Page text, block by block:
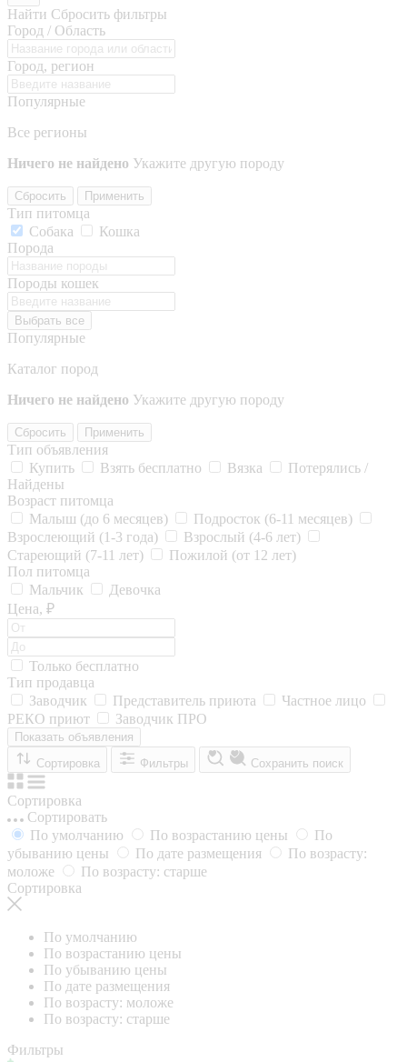
Найти Сбросить фильтры
Город / Область
Город, регион
Популярные
Все регионы
Ничего не найдено Укажите другую породу
Сбросить Применить
Тип питомца
Собака
Кошка
Порода
Породы кошек
Выбрать все
Популярные
Каталог пород
Ничего не найдено Укажите другую породу
Сбросить Применить
Тип объявления
Купить
Взять бесплатно Вязка
Потерялись /
Найдены
Возраст питомца
Малыш (до 6 месяцев)
Подросток (6-11 месяцев)
Взрослеющий (1-3 года)
Взрослый (4-6 лет)
Стареющий (7-11 лет)
Пожилой (от 12 лет)
Пол питомца
Мальчик
Девочка
Цена, ₽
Только бесплатно
Тип продавца
Заводчик
Представитель приюта
Частное лицо
РЕКО приют
Заводчик ПРО
Показать объявления
Сортировка
Фильтры Сохранить поиск
Сортировка
Сортировать
По умолчанию
По возрастанию цены
По
убыванию цены
По дате размещения
По возрасту:
моложе
По возрасту: старше
Сортировка
По умолчанию
По возрастанию цены
По убыванию цены
По дате размещения
По возрасту: моложе
По возрасту: старше
Фильтры